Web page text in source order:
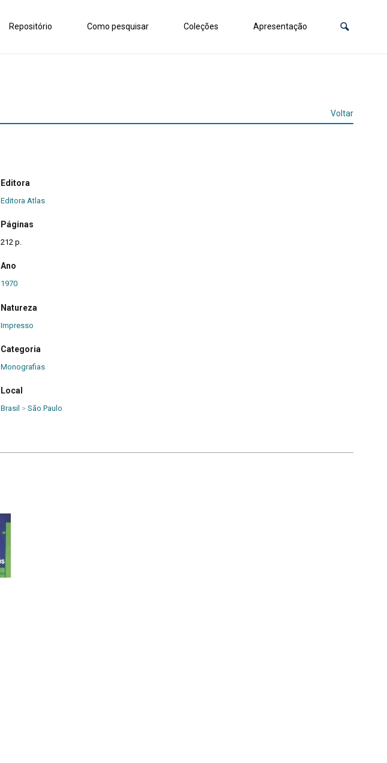
Repositório Como pesquisar Coleções Apresentação
Voltar
Editora
Editora Atlas
Páginas
212 p.
Ano
1970
Natureza
Impresso
Categoria
Monografias
Local
Brasil > São Paulo